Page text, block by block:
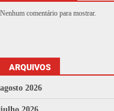
Nenhum comentário para mostrar.
ARQUIVOS
agosto 2026